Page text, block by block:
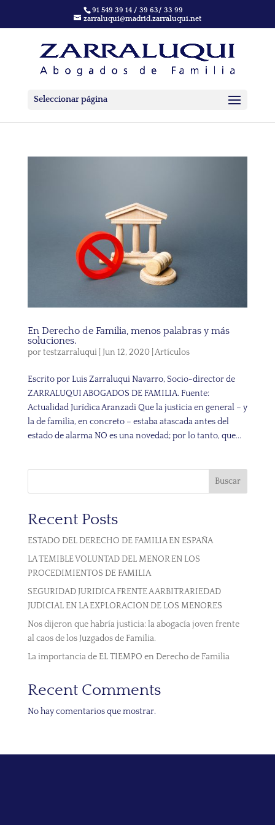
91 549 39 14 / 39 63/ 33 99
zarraluqui@madrid.zarraluqui.net
Seleccionar página
En Derecho de Familia, menos palabras y más
soluciones.
portestzarraluqui| Jun 12, 2020| Artículos
Escrito por Luis Zarraluqui Navarro, Socio-director de
ZARRALUQUI ABOGADOS DE FAMILIA. Fuente:
Actualidad Jurídica Aranzadi Que la justicia en general – y
la de familia, en concreto – estaba atascada antes del
estado de alarma NO es una novedad; por lo tanto, que...
Buscar
Recent Posts
ESTADO DEL DERECHO DE FAMILIA EN ESPAÑA
LA TEMIBLE VOLUNTAD DEL MENOR EN LOS
PROCEDIMIENTOS DE FAMILIA
SEGURIDAD JURIDICA FRENTE A ARBITRARIEDAD
JUDICIAL EN LA EXPLORACION DE LOS MENORES
Nos dijeron que habría justicia: la abogacía joven frente
al caos de los Juzgados de Familia.
La importancia de EL TIEMPO en Derecho de Familia
Recent Comments
No hay comentarios que mostrar.